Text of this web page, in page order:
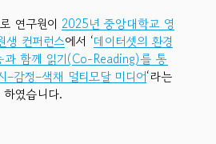
연구원이 2025년 중앙대학교 영
생 컨퍼런스에서 ‘데이터셋의 환경
과 함께 읽기(Co-Reading)를 통
감정–색채 멀티모달 미디어‘라는
였습니다.